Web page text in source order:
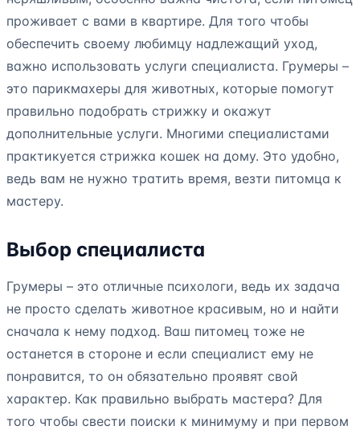
проживает с вами в квартире. Для того чтобы
обеспечить своему любимцу надлежащий уход,
важно использовать услуги специалиста. Грумеры –
это парикмахеры для животных, которые помогут
правильно подобрать стрижку и окажут
дополнительные услуги. Многими специалистами
практикуется стрижка кошек на дому. Это удобно,
ведь вам не нужно тратить время, везти питомца к
мастеру.
Выбор специалиста
Грумеры – это отличные психологи, ведь их задача
не просто сделать животное красивым, но и найти
сначала к нему подход. Ваш питомец тоже не
останется в стороне и если специалист ему не
понравится, то он обязательно проявят свой
характер. Как правильно выбрать мастера? Для
того чтобы свести поиски к минимуму и при первом